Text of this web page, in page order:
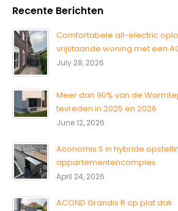
Recente Berichten
Comfortabele all-electric
vrijstaande woning met een
July 28, 2026
Meer dan 90% van de
tevreden in 2025 en 2026
June 12, 2026
Aconomis S in hybride
appartementencomplex
April 24, 2026
ACOND Grandis R op plat dak